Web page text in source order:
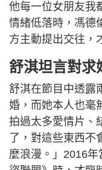
他每一位女朋友我
情緒低落時，馮德
方主動提出交往，
舒淇坦言對求
舒淇在節目中透露
婚，而她本人也毫
拍過太多愛情片、
了，對這些東西
麼浪漫。」2016